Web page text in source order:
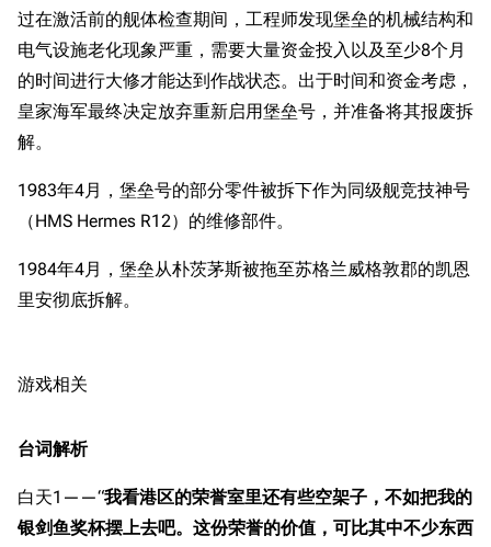
过在激活前的舰体检查期间，工程师发现堡垒的机械结构和
电气设施老化现象严重，需要大量资金投入以及至少8个月
的时间进行大修才能达到作战状态。出于时间和资金考虑，
皇家海军最终决定放弃重新启用堡垒号，并准备将其报废拆
解。
1983年4月，堡垒号的部分零件被拆下作为同级舰竞技神号
（HMS Hermes R12）的维修部件。
1984年4月，堡垒从朴茨茅斯被拖至苏格兰威格敦郡的凯恩
里安彻底拆解。
游戏相关
台词解析
白天1——“我看港区的荣誉室里还有些空架子，不如把我的
银剑鱼奖杯摆上去吧。这份荣誉的价值，可比其中不少东西